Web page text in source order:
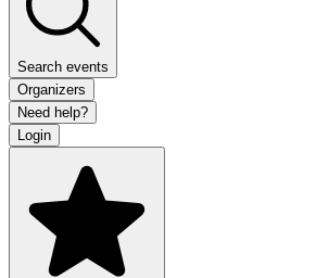
Search events
Organizers
Need help?
Login